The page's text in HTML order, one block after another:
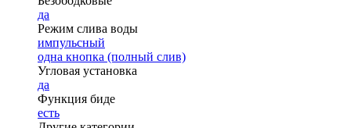
да
Режим слива воды
импульсный
одна кнопка (полный слив)
Угловая установка
да
Функция биде
есть